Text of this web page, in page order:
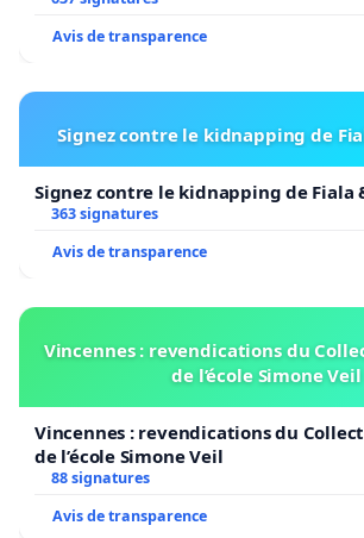
Avis de transparence
Signez contre le kidnapping de
Signez contre le kidnapping de Fiala
363 signatures
Avis de transparence
Vincennes : revendications du
de l’école Simone Veil
Vincennes : revendications du
de l’école Simone Veil
88 signatures
Avis de transparence